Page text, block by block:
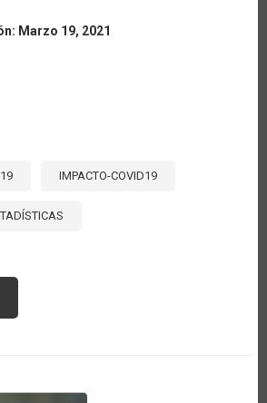
Marzo 19, 2021
IMPACTO-COVID19